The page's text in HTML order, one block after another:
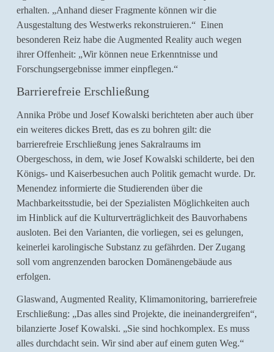
erhalten. „Anhand dieser Fragmente können wir die
Ausgestaltung des Westwerks rekonstruieren.“ Einen
besonderen Reiz habe die Augmented Reality auch wegen
ihrer Offenheit: „Wir können neue Erkenntnisse und
Forschungsergebnisse immer einpflegen.“
Barrierefreie Erschließung
Annika Pröbe und Josef Kowalski berichteten aber auch über
ein weiteres dickes Brett, das es zu bohren gilt: die
barrierefreie Erschließung jenes Sakralraums im
Obergeschoss, in dem, wie Josef Kowalski schilderte, bei den
Königs- und Kaiserbesuchen auch Politik gemacht wurde. Dr.
Menendez informierte die Studierenden über die
Machbarkeitsstudie, bei der Spezialisten Möglichkeiten auch
im Hinblick auf die Kulturverträglichkeit des Bauvorhabens
ausloten. Bei den Varianten, die vorliegen, sei es gelungen,
keinerlei karolingische Substanz zu gefährden. Der Zugang
soll vom angrenzenden barocken Domänengebäude aus
erfolgen.
Glaswand, Augmented Reality, Klimamonitoring, barrierefreie
Erschließung: „Das alles sind Projekte, die ineinandergreifen“,
bilanzierte Josef Kowalski. „Sie sind hochkomplex. Es muss
alles durchdacht sein. Wir sind aber auf einem guten Weg.“